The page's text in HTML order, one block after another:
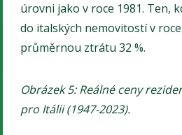
úrovni jako v roce 1981. Ten,
do italských nemovitostí v
průměrnou ztrátu 32 %.
Obrázek 5: Reálné ceny
pro Itálii (1947-2023).